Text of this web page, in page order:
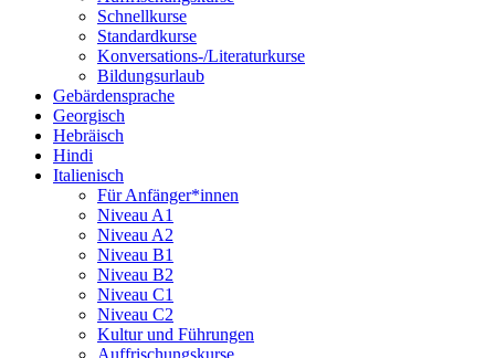
Schnellkurse
Standardkurse
Konversations-/Literaturkurse
Bildungsurlaub
Gebärdensprache
Georgisch
Hebräisch
Hindi
Italienisch
Für Anfänger*innen
Niveau A1
Niveau A2
Niveau B1
Niveau B2
Niveau C1
Niveau C2
Kultur und Führungen
Auffrischungskurse